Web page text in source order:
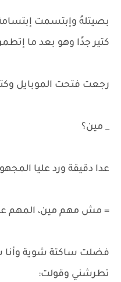
بصيتلهُ وإبتسمت
كتير جدًا وهو بعد ما
رجعت فتحت الموبايل
_ مين؟
عدا دقيقة ورد عليا
= مش مهم مين، المهم
فضلت ساكتة شوية وأنا
تطرشني وقولت: